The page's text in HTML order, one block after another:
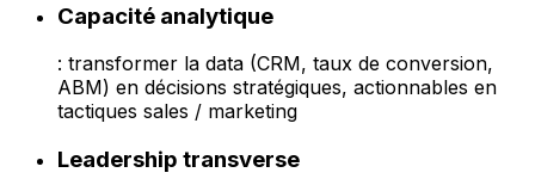
Capacité analytique
: transformer la data (CRM, taux de conversion,
ABM) en décisions stratégiques, actionnables en
tactiques sales / marketing
Leadership transverse